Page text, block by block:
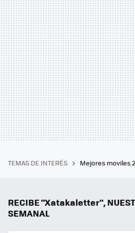
TEMAS DE INTERÉS Mejores moviles
RECIBE "Xatakaletter",
SEMANAL